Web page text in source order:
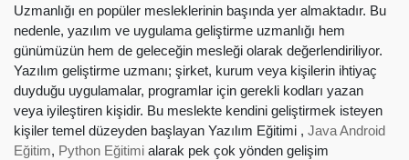
Uzmanlığı en popüler mesleklerinin başında yer almaktadır. Bu
nedenle, yazılım ve uygulama geliştirme uzmanlığı hem
günümüzün hem de geleceğin mesleği olarak değerlendiriliyor.
Yazılım geliştirme uzmanı; şirket, kurum veya kişilerin ihtiyaç
duyduğu uygulamalar, programlar için gerekli kodları yazan
veya iyileştiren kişidir. Bu meslekte kendini geliştirmek isteyen
kişiler temel düzeyden başlayan Yazılım Eğitimi , Java Android
Eğitim, Python Eğitimi alarak pek çok yönden gelişim